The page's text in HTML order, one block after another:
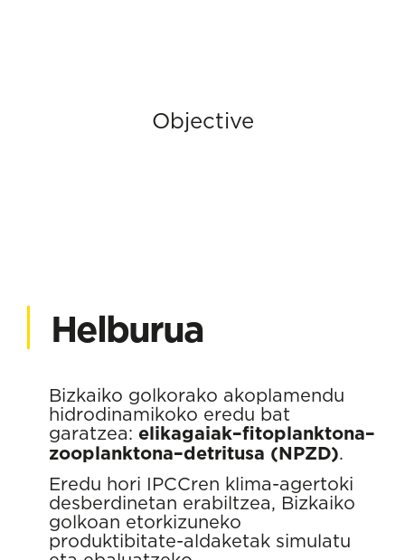
Objective
Helburua
Bizkaiko golkorako akoplamendu
hidrodinamikoko eredu bat
garatzea: elikagaiak–fitoplanktona–
zooplanktona–detritusa (NPZD).
Eredu hori IPCCren klima-agertoki
desberdinetan erabiltzea, Bizkaiko
golkoan etorkizuneko
produktibitate-aldaketak simulatu